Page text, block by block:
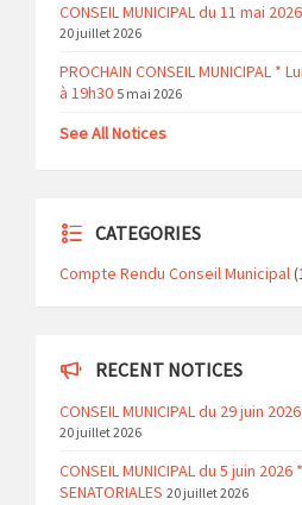
CONSEIL MUNICIPAL du 11 mai 2026
20 juillet 2026
PROCHAIN CONSEIL MUNICIPAL *
à 19h30 5 mai 2026
See All Notices
CATEGORIES
Compte Rendu Conseil Municipal
RECENT NOTICES
CONSEIL MUNICIPAL du 29 juin 2026
20 juillet 2026
CONSEIL MUNICIPAL du 5 juin 2026 *
SENATORIALES 20 juillet 2026